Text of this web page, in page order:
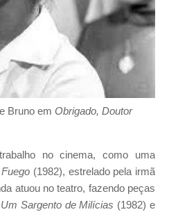
Bruno em Obrigado, Doutor
no cinema, como uma
(1982), estrelado pela irmã
atuou no teatro, fazendo peças
Sargento de Milícias (1982) e